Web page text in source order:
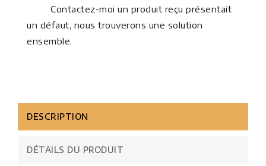
Contactez-moi un produit reçu présentait
un défaut, nous trouverons une solution
ensemble.
DESCRIPTION
DÉTAILS DU PRODUIT